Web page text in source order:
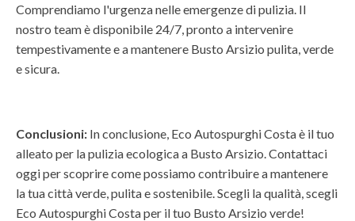
Comprendiamo l'urgenza nelle emergenze di pulizia. Il
nostro team è disponibile 24/7, pronto a intervenire
tempestivamente e a mantenere Busto Arsizio pulita, verde
e sicura.
Conclusioni: In conclusione, Eco Autospurghi Costa è il tuo
alleato per la pulizia ecologica a Busto Arsizio. Contattaci
oggi per scoprire come possiamo contribuire a mantenere
la tua città verde, pulita e sostenibile. Scegli la qualità, scegli
Eco Autospurghi Costa per il tuo Busto Arsizio verde!